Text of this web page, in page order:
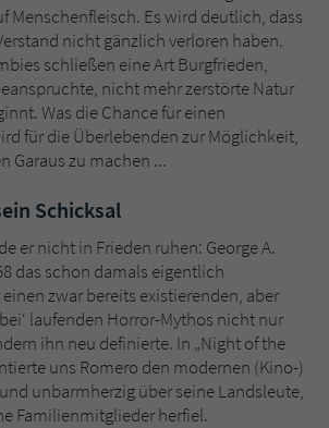
Menschenfleisch. Es wird deutlich, dass
nicht gänzlich verloren haben.
schließen eine Art Burgfrieden,
nicht mehr zerstörte Natur
Was die Chance für einen
für die Überlebenden zur Möglichkeit,
Garaus zu machen ...
Schicksal
er nicht in Frieden ruhen: George A.
das schon damals eigentlich
zwar bereits existierenden, aber
laufenden Horror-Mythos nicht nur
ihn neu definierte. In „Night of the
uns Romero den modernen (Kino-)
unbarmherzig über seine Landsleute,
Familienmitglieder herfiel.